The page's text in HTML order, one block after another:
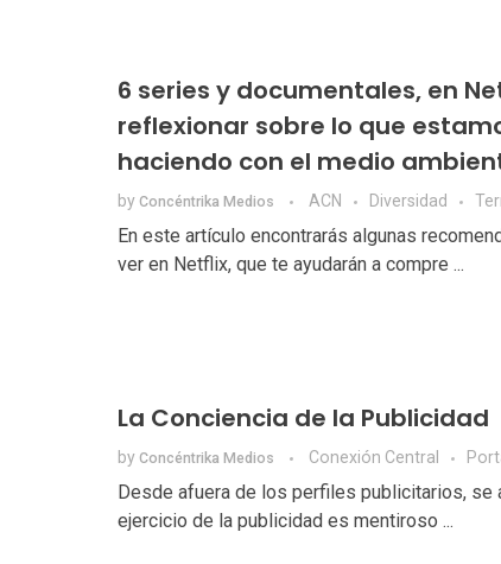
6 series y documentales, en
reflexionar sobre lo que
haciendo con el medio
by Concéntrika Medios ACN Diversidad
En este artículo encontrarás algunas
ver en Netflix, que te ayudarán a compre ...
La Conciencia de la Publicidad
by Concéntrika Medios Conexión Central
Desde afuera de los perfiles publicitarios, se
ejercicio de la publicidad es mentiroso ...